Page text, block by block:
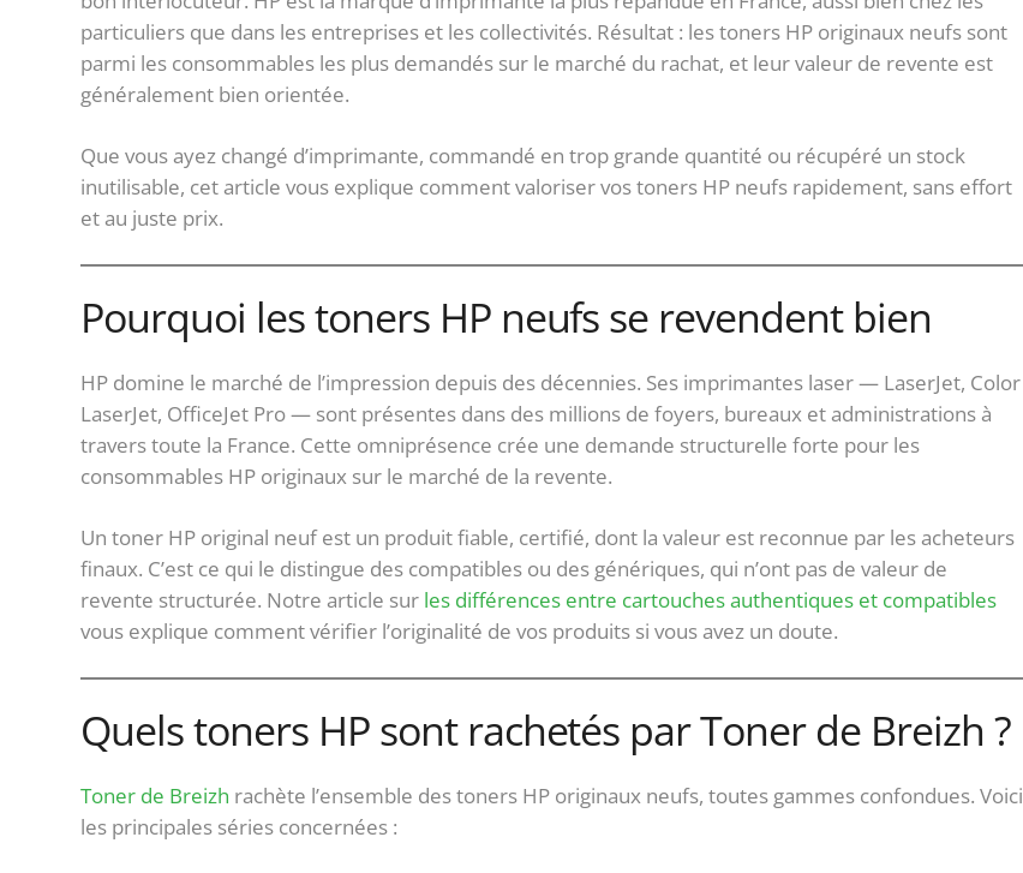
particuliers que dans les entreprises et les collectivités. Résultat : les toners HP originaux neufs sont
parmi les consommables les plus demandés sur le marché du rachat, et leur valeur de revente est
généralement bien orientée.
Que vous ayez changé d’imprimante, commandé en trop grande quantité ou récupéré un stock
inutilisable, cet article vous explique comment valoriser vos toners HP neufs rapidement, sans effort
et au juste prix.
Pourquoi les toners HP neufs se revendent bien
HP domine le marché de l’impression depuis des décennies. Ses imprimantes laser — LaserJet, Color
LaserJet, OfficeJet Pro — sont présentes dans des millions de foyers, bureaux et administrations à
travers toute la France. Cette omniprésence crée une demande structurelle forte pour les
consommables HP originaux sur le marché de la revente.
Un toner HP original neuf est un produit fiable, certifié, dont la valeur est reconnue par les acheteurs
finaux. C’est ce qui le distingue des compatibles ou des génériques, qui n’ont pas de valeur de
revente structurée. Notre article sur les différences entre cartouches authentiques et compatibles
vous explique comment vérifier l’originalité de vos produits si vous avez un doute.
Quels toners HP sont rachetés par Toner de Breizh ?
Toner de Breizh rachète l’ensemble des toners HP originaux neufs, toutes gammes confondues. Voici
les principales séries concernées :